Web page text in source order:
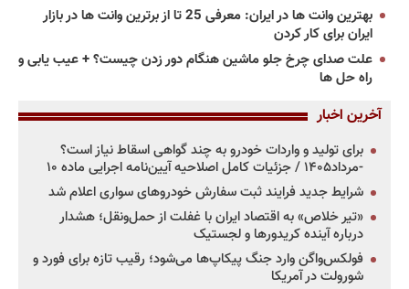
بهترین وانت ها در ایران: معرفی 25 تا از برترین وانت ها در بازار
ایران برای کار کردن
علت صدای چرخ جلو ماشین هنگام دور زدن چیست؟ + عیب یابی و
راه حل ها
آخرین اخبار
برای تولید و واردات خودرو به چند گواهی اسقاط نیاز است؟
-مرداد۱۴۰۵ / جزئیات کامل اصلاحیه آیین‌نامه اجرایی ماده ۱۰
شرایط جدید فرایند ثبت سفارش خودروهای سواری اعلام شد
«تیر خلاص» به اقتصاد ایران با غفلت از حمل‌ونقل؛ هشدار
درباره آینده کریدورها و لجستیک
فولکس‌واگن وارد جنگ پیکاپ‌ها می‌شود؛ رقیب تازه برای فورد و
شورولت در آمریکا